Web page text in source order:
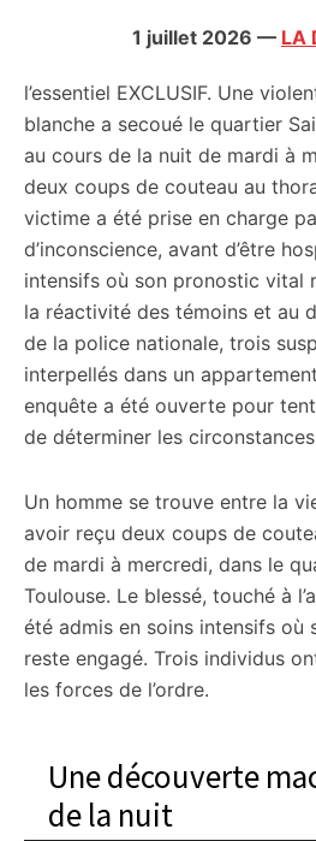
1 juillet 2026 — LA
l’essentiel EXCLUSIF. Une
blanche a secoué le quartier
au cours de la nuit de mardi à
deux coups de couteau au
victime a été prise en charge
d’inconscience, avant d’être
intensifs où son pronostic vital
la réactivité des témoins et au
de la police nationale, trois
interpellés dans un
enquête a été ouverte pour
de déterminer les
Un homme se trouve entre la
avoir reçu deux coups de
de mardi à mercredi, dans le
Toulouse. Le blessé, touché à
été admis en soins intensifs où
reste engagé. Trois individus
les forces de l’ordre.
Une découverte
de la nuit